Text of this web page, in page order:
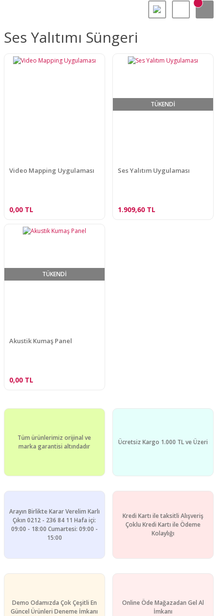
Ses Yalıtımı Süngeri
Video Mapping Uygulaması
0,00 TL
TÜKENDİ
Ses Yalıtım Uygulaması
1.909,60 TL
TÜKENDİ
Akustik Kumaş Panel
0,00 TL
Tüm ürünlerimiz orijinal ve
marka garantisi altındadır
Ücretsiz Kargo 1.000 TL ve Üzeri
Arayın Birlikte Karar Verelim Karlı
Çıkın 0212 - 236 84 11 Hafa içi:
09:00 - 18:00 Cumartesi: 09:00 -
15:00
Kredi Kartı ile taksitli Alışveriş
Çoklu Kredi Kartı ile Ödeme
Kolaylığı
Demo Odamızda Çok Çeşitli En
Güncel Ürünleri Deneme İmkanı
Online Öde Mağazadan Gel Al
İmkanı